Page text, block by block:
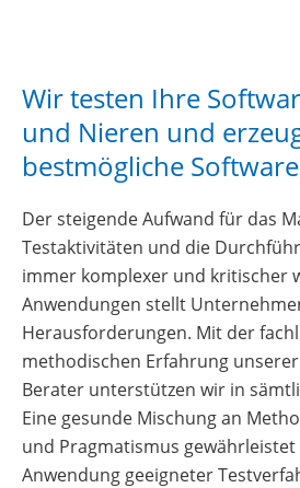
Wir testen Ihre
und Nieren und
bestmögliche
Der steigende Aufwand für das
Testaktivitäten und die
immer komplexer und kritischer
Anwendungen stellt
Herausforderungen. Mit der
methodischen Erfahrung
Berater unterstützen wir in
Eine gesunde Mischung an
und Pragmatismus
Anwendung geeigneter